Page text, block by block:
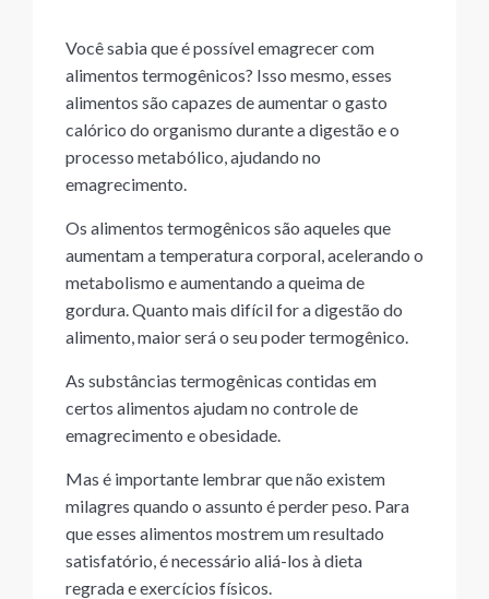
Você sabia que é possível emagrecer com
alimentos termogênicos? Isso mesmo, esses
alimentos são capazes de aumentar o gasto
calórico do organismo durante a digestão e o
processo metabólico, ajudando no
emagrecimento.
Os alimentos termogênicos são aqueles que
aumentam a temperatura corporal, acelerando o
metabolismo e aumentando a queima de
gordura. Quanto mais difícil for a digestão do
alimento, maior será o seu poder termogênico.
As substâncias termogênicas contidas em
certos alimentos ajudam no controle de
emagrecimento e obesidade.
Mas é importante lembrar que não existem
milagres quando o assunto é perder peso. Para
que esses alimentos mostrem um resultado
satisfatório, é necessário aliá-los à dieta
regrada e exercícios físicos.